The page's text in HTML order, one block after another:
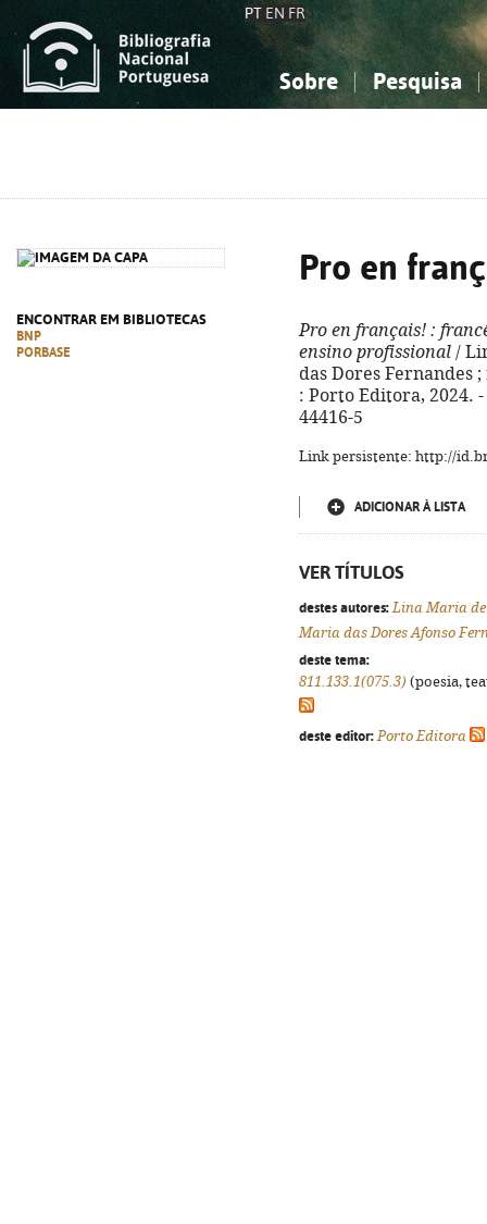
PT EN FR
Sobre Pesquisa
ENCONTRAR EM BIBLIOTECAS
BNP
PORBASE
Pro en
Pro en français! :
ensino profissional /
das Dores Fernandes
: Porto Editora, 2024. -
44416-5
Link persistente: http://
ADICIONAR À LISTA
VER TÍTULOS
destes autores: Lina Maria
Maria das Dores Afonso
deste tema:
811.133.1(075.3) (poesia,
deste editor: Porto Editora